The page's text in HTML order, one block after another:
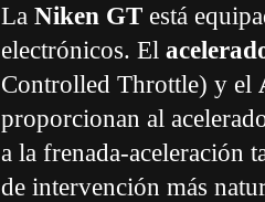
La Niken GT está
electrónicos. El
Controlled Throttle) y el
proporcionan al
a la frenada-aceleración
de intervención más